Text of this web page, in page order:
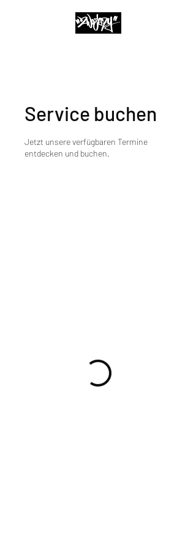
Service buchen
Jetzt unsere verfügbaren Termine
entdecken und buchen.